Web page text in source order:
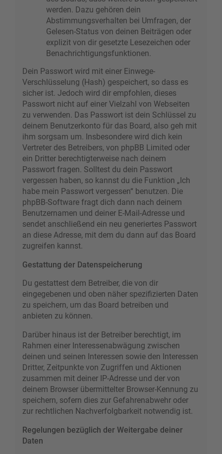
werden. Dazu gehören dein
Abstimmungsverhalten bei Umfragen, der
Gelesen-Status von deinen Beiträgen oder
explizit von dir gesetzte Lesezeichen oder
Benachrichtigungsfunktionen.
Dein Passwort wird mit einer Einwege-
Verschlüsselung (Hash) gespeichert, so dass es
sicher ist. Jedoch wird dir empfohlen, dieses
Passwort nicht auf einer Vielzahl von Webseiten
zu verwenden. Das Passwort ist dein Schlüssel zu
deinem Benutzerkonto für das Board, also geh mit
ihm sorgsam um. Insbesondere wird dich kein
Vertreter des Betreibers, von phpBB Limited oder
ein Dritter berechtigterweise nach deinem
Passwort fragen. Solltest du dein Passwort
vergessen haben, so kannst du die Funktion „Ich
habe mein Passwort vergessen“ benutzen. Die
phpBB-Software fragt dich dann nach deinem
Benutzernamen und deiner E-Mail-Adresse und
sendet anschließend ein neu generiertes Passwort
an diese Adresse, mit dem du dann auf das Board
zugreifen kannst.
Gestattung der Datenspeicherung
Du gestattest dem Betreiber, die von dir
eingegebenen und oben näher spezifizierten Daten
zu speichern, um das Board betreiben und
anbieten zu können.
Darüber hinaus ist der Betreiber berechtigt, im
Rahmen einer Interessenabwägung zwischen
deinen und seinen Interessen sowie den Interessen
Dritter, Zeitpunkte von Zugriffen und Aktionen
zusammen mit deiner IP-Adresse und der von
deinem Browser übermittelter Browser-Kennung zu
speichern, sofern dies zur Gefahrenabwehr oder
zur rechtlichen Nachverfolgbarkeit notwendig ist.
Regelungen bezüglich der Weitergabe deiner
Daten